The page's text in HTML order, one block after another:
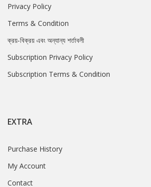
Privacy Policy
Terms & Condition
ক্রয়-বিক্রয় এবং অন্যান্য শর্তাবলী
Subscription Privacy Policy
Subscription Terms & Condition
EXTRA
Purchase History
My Account
Contact